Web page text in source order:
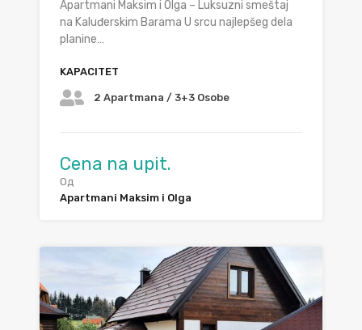
Apartmani Maksim i Olga – Luksuzni smeštaj
na Kaluđerskim Barama U srcu najlepšeg dela
planine…
KAPACITET
2 Apartmana / 3+3 Osobe
Cena na upit.
Од
Apartmani Maksim i Olga